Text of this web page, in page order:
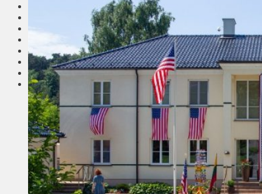
Выбор читателей
Калейдоскоп
Армия
Сейм Литвы
Культура
Больше
Фоторепортаж
Туризм
ЛК рекомендует
Сеньорам
Образование
Здравоохранение
Экология
Происшествия
Приграничье